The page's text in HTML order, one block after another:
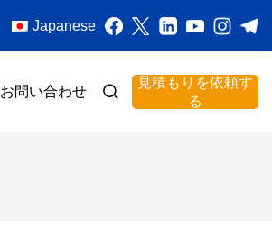
Japanese
お問い合わせ
見積もりを依頼す
る